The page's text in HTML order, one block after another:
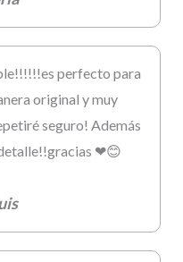
perfecto para
original y muy
seguro! Además
❤😊